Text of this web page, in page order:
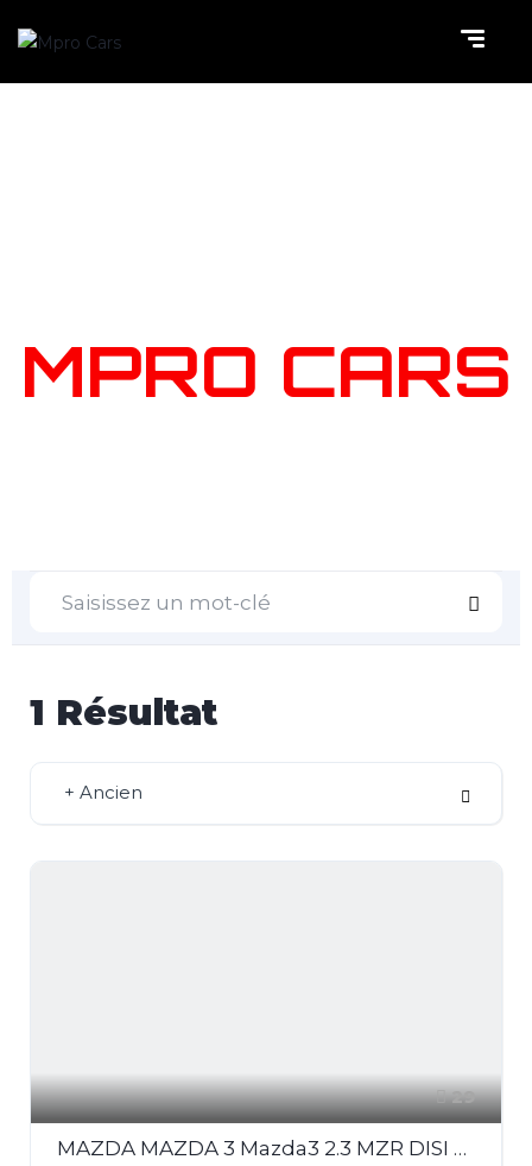
MPRO CARS
1 Résultat
+ Ancien
29
MAZDA MAZDA 3 Mazda3 2.3 MZR DISI Turbo - 260 2009 BERLINE MPS PHASE 1